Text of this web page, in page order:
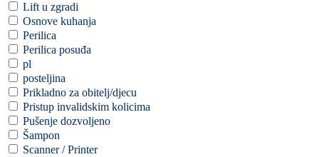
Lift u zgradi
Osnove kuhanja
Perilica
Perilica posuđa
pl
posteljina
Prikladno za obitelj/djecu
Pristup invalidskim kolicima
Pušenje dozvoljeno
Šampon
Scanner / Printer